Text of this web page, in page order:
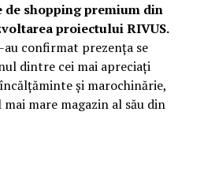
shopping premium din
proiectului RIVUS.
confirmat prezența se
dintre cei mai apreciați
și marochinărie,
mare magazin al său din